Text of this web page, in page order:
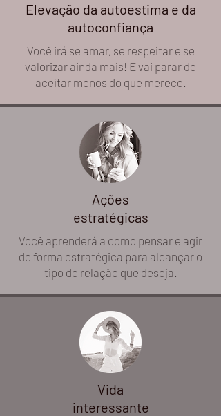
Elevação da autoestima e da
autoconfiança
Você irá se amar, se respeitar e se
valorizar ainda mais! E vai parar de
aceitar menos do que merece.
Ações
estratégicas
Você aprenderá a como pensar e agir
de forma estratégica para alcançar o
tipo de relação que deseja.
Vida
interessante